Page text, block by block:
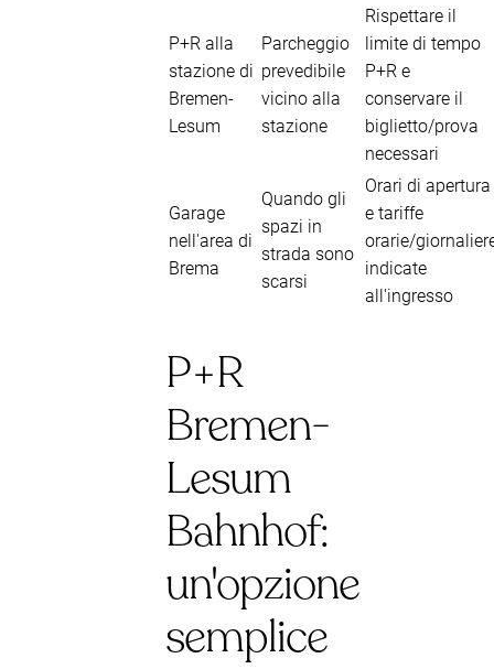
P+R alla
stazione di
Bremen-
Lesum
Parcheggio
prevedibile
vicino alla
stazione
Rispettare il
limite di tempo
P+R e
conservare il
biglietto/prova
necessari
Garage
nell'area di
Brema
Quando gli
spazi in
strada sono
scarsi
Orari di apertura
e tariffe
orarie/
indicate
all'ingresso
P+R
Bremen-
Lesum
Bahnhof:
un'opzione
semplice